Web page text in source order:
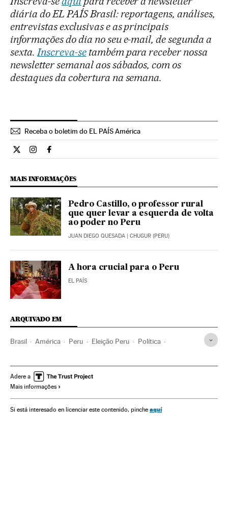
diária do EL PAÍS Brasil: reportagens, análises,
entrevistas exclusivas e as principais
informações do dia no seu e-mail, de segunda a
sexta.Inscreva-setambém para receber nossa
newsletter semanal aos sábados, com os
destaques da cobertura na semana.
Receba o boletim do EL PAÍS América
Internacional El País Brasil en Twitter
Internacional El País Brasil en Instagram
Internacional El País Brasil en Facebook
MAIS INFORMAÇÕES
Pedro Castillo, o professor rural
que quer levar a esquerda de volta
ao poder no Peru
JUAN DIEGO QUESADA | CHUGUR (PERU)
A hora crucial para o Peru
EL PAÍS
ARQUIVADO EM
Brasil América Peru Eleição Peru Política
Eleições América do Sul
Adere a
Mais informações
Si está interesado en licenciar este contenido, pinche aquí